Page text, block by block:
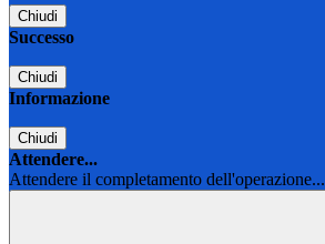
Chiudi
Successo
Chiudi
Informazione
Chiudi
Attendere...
Attendere il completamento dell'operazione...